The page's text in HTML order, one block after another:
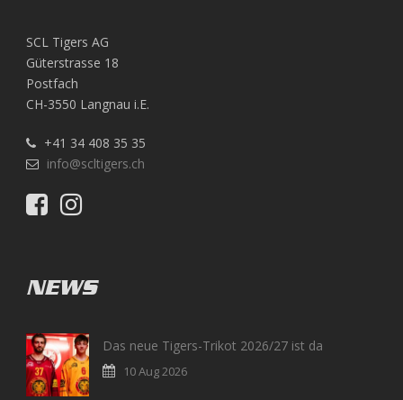
SCL Tigers AG
Güterstrasse 18
Postfach
CH-3550 Langnau i.E.
+41 34 408 35 35
info@scltigers.ch
NEWS
Das neue Tigers-Trikot 2026/27 ist da
10 Aug 2026